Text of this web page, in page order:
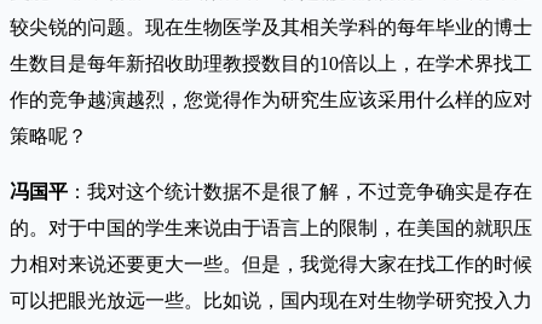
较尖锐的问题。现在生物医学及其相关学科的每年毕业的博士
生数目是每年新招收助理教授数目的10倍以上，在学术界找工
作的竞争越演越烈，您觉得作为研究生应该采用什么样的应对
策略呢？
冯国平 ：我对这个统计数据不是很了解，不过竞争确实是存在
的。对于中国的学生来说由于语言上的限制，在美国的就职压
力相对来说还要更大一些。但是，我觉得大家在找工作的时候
可以把眼光放远一些。比如说，国内现在对生物学研究投入力